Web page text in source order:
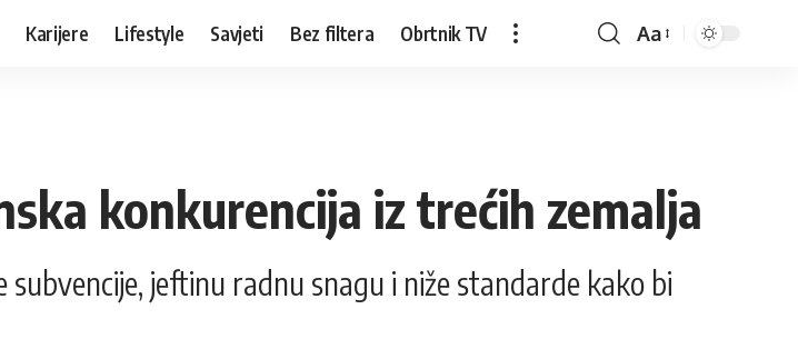
Karijere Lifestyle Savjeti Bez filtera Obrtnik TV Aa
konkurencija iz trećih zemalja
jeftinu radnu snagu i niže standarde kako bi